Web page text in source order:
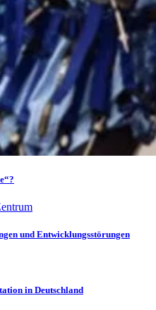
und Entwicklungsstörungen
in Deutschland